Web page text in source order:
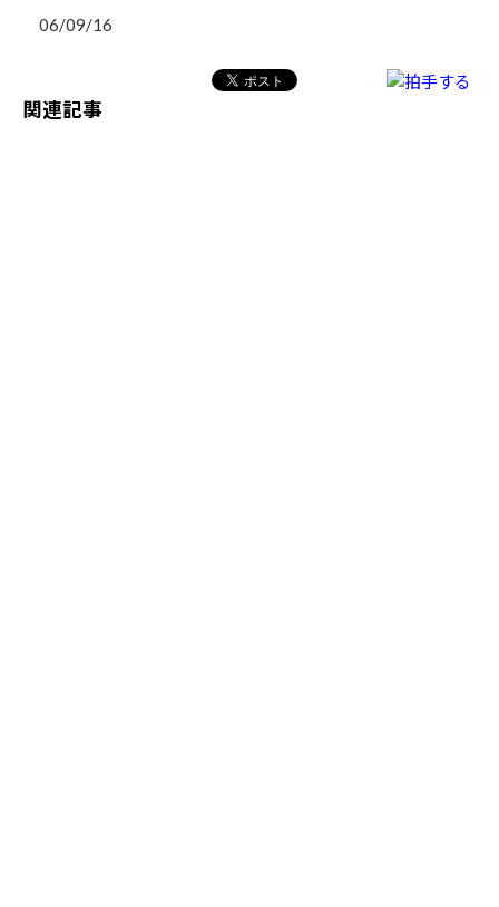
06/09/16
関連記事